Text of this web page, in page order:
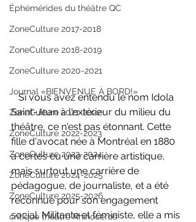
Éphémérides du théâtre QC
ZoneCulture 2017-2018
ZoneCulture 2018-2019
ZoneCulture 2020-2021
Journal «BIENVENUE À BORD!»
ZoneCulture 2021-2022
ZoneCulture 2022-2023
ZoneCulture 2023-2024
ZoneCulture 2024-2025
ZoneCulture 2025-2026
critique théâtre Rhinocéros
Si vous avez entendu le nom Idola
Saint-Jean à l'extérieur du milieu du
théâtre, ce n'est pas étonnant. Cette
fille d'avocat née à Montréal en 1880
a certes eu une carrière artistique,
mais surtout une carrière de
pédagogue, de journaliste, et a été
reconnue pour son engagement
social. Militante et féministe, elle a mis